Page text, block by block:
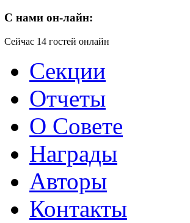
C нами он-лайн:
Сейчас 14 гостей онлайн
Секции
Отчеты
О Совете
Награды
Авторы
Контакты